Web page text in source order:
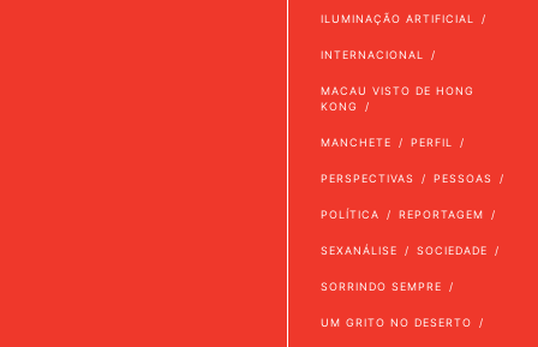
ILUMINAÇÃO ARTIFICIAL
INTERNACIONAL
MACAU VISTO DE HONG
KONG
MANCHETE PERFIL
PERSPECTIVAS PESSOAS
POLÍTICA REPORTAGEM
SEXANÁLISE SOCIEDADE
SORRINDO SEMPRE
UM GRITO NO DESERTO